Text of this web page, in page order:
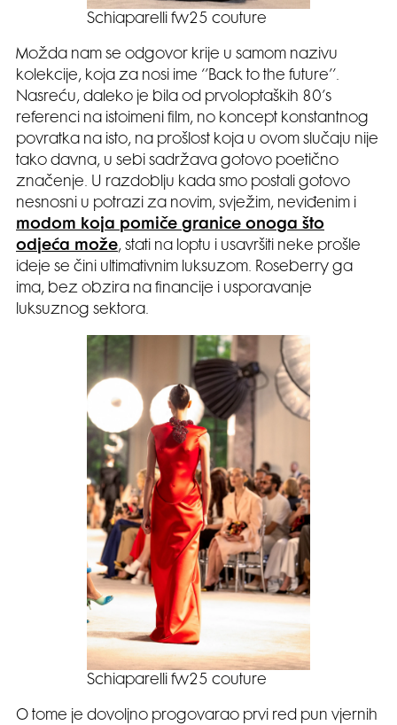
Schiaparelli fw25 couture
Možda nam se odgovor krije u samom nazivu
kolekcije, koja za nosi ime ‘’Back to the future’’.
Nasreću, daleko je bila od prvoloptaških 80’s
referenci na istoimeni film, no koncept konstantnog
povratka na isto, na prošlost koja u ovom slučaju nije
tako davna, u sebi sadržava gotovo poetično
značenje. U razdoblju kada smo postali gotovo
nesnosni u potrazi za novim, svježim, neviđenim i
modom koja pomiče granice onoga što
odjeća može, stati na loptu i usavršiti neke prošle
ideje se čini ultimativnim luksuzom. Roseberry ga
ima, bez obzira na financije i usporavanje
luksuznog sektora.
Schiaparelli fw25 couture
O tome je dovoljno progovarao prvi red pun vjernih